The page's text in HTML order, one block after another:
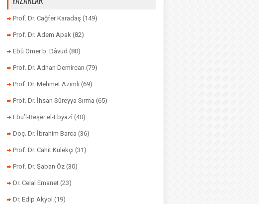
Prof. Dr. Cağfer Karadaş (149)
Prof. Dr. Adem Apak (82)
Ebû Ömer b. Dâvud (80)
Prof. Dr. Adnan Demircan (79)
Prof. Dr. Mehmet Azimli (69)
Prof. Dr. İhsan Süreyya Sırma (65)
Ebu’l-Beşer el-Ebyazî (40)
Doç. Dr. İbrahim Barca (36)
Prof. Dr. Cahit Külekçi (31)
Prof. Dr. Şaban Öz (30)
Dr. Celal Emanet (23)
Dr. Edip Akyol (19)